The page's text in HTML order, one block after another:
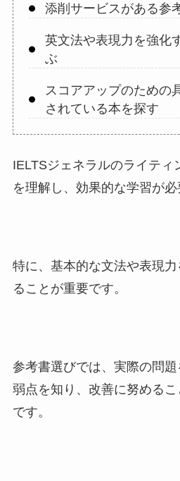
添削サービスがある参
英文法や表現力を強化
ぶ
スコアアップのための
されている本を探す
IELTSジェネラルのライティ
を理解し、効果的な学習が必
特に、基本的な文法や表現
ることが重要です。
参考書選びでは、実際の問
弱点を知り、改善に努める
です。